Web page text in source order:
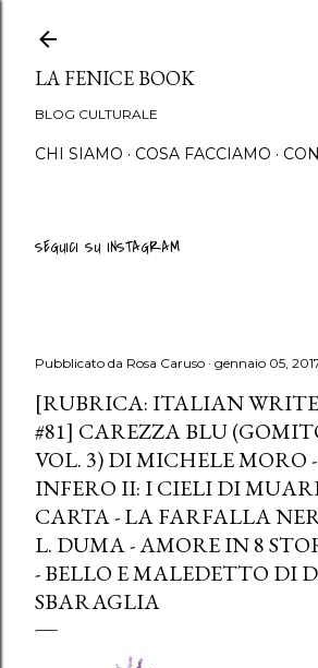
LA FENICE BOOK
BLOG CULTURALE
CHI SIAMO COSA FACCIAMO
SEGUICI SU INSTAGRAM
Pubblicato da Rosa Caruso gennaio 05,
[RUBRICA: ITALIAN
#81] CAREZZA BLU
VOL. 3) DI MICHELE MORO
INFERO II: I CIELI DI
CARTA - LA FARFALLA
L. DUMA - AMORE IN 8
- BELLO E MALEDETTO DI
SBARAGLIA